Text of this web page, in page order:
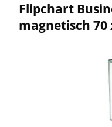
Flipchart
magnetisch 70